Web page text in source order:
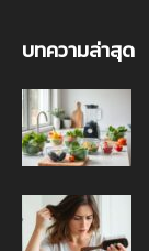
บทความล่าสุด